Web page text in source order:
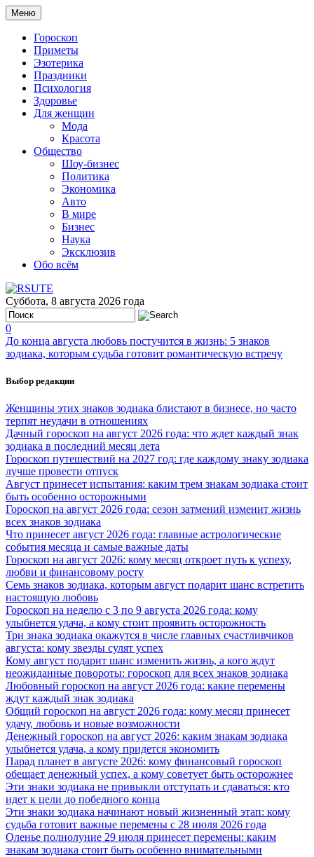
Меню
Гороскоп
Приметы
Эзотерика
Праздники
Психология
Здоровье
Для женщин
Мода
Красота
Общество
Шоу-бизнес
Политика
Экономика
Авто
В мире
Бизнес
Наука
Эксклюзив
Обо всём
Суббота, 8 августа 2026 года
0
До конца августа любовь постучится в жизнь: 5 знаков
зодиака, которым судьба готовит романтическую встречу
Выбор редакции
Женщины этих знаков зодиака блистают в бизнесе, но часто
терпят неудачи в отношениях
Дачный гороскоп на август 2026 года: что ждет каждый знак
зодиака в последний месяц лета
Гороскоп путешествий на 2027 год: где каждому знаку зодиака
лучше провести отпуск
Август принесет испытания: каким трем знакам зодиака стоит
быть особенно осторожными
Гороскоп на август 2026 года: сезон затмений изменит жизнь
всех знаков зодиака
Что принесет август 2026 года: главные астрологические
события месяца и самые важные даты
Гороскоп на август 2026: кому месяц откроет путь к успеху,
любви и финансовому росту
Семь знаков зодиака, которым август подарит шанс встретить
настоящую любовь
Гороскоп на неделю с 3 по 9 августа 2026 года: кому
улыбнется удача, а кому стоит проявить осторожность
Три знака зодиака окажутся в числе главных счастливчиков
августа: кому звезды сулят успех
Кому август подарит шанс изменить жизнь, а кого ждут
неожиданные повороты: гороскоп для всех знаков зодиака
Любовный гороскоп на август 2026 года: какие перемены
ждут каждый знак зодиака
Общий гороскоп на август 2026 года: кому месяц принесет
удачу, любовь и новые возможности
Денежный гороскоп на август 2026: каким знакам зодиака
улыбнется удача, а кому придется экономить
Парад планет в августе 2026: кому финансовый гороскоп
обещает денежный успех, а кому советует быть осторожнее
Эти знаки зодиака не привыкли отступать и сдаваться: кто
идет к цели до победного конца
Эти знаки зодиака начинают новый жизненный этап: кому
судьба готовит важные перемены с 28 июля 2026 года
Оленье полнолуние 29 июля принесет перемены: каким
знакам зодиака стоит быть особенно внимательными